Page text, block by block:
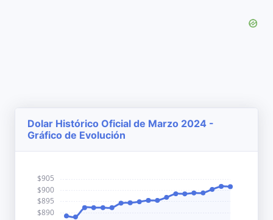
Dolar Histórico Oficial de Marzo 2024 -
Gráfico de Evolución